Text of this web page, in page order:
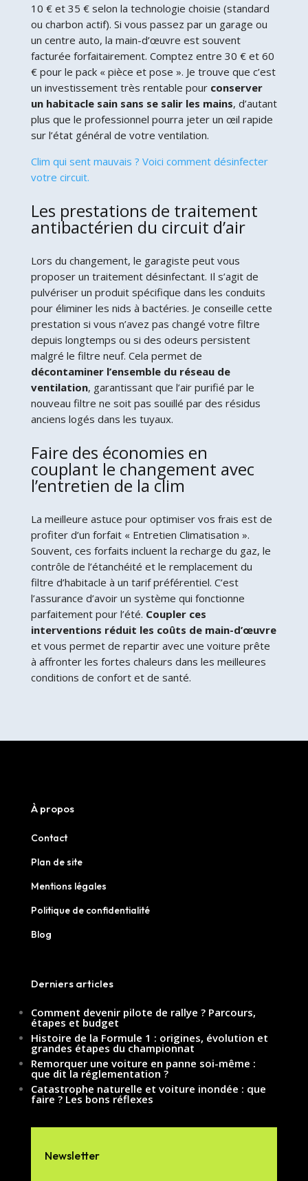
10 € et 35 € selon la technologie choisie (standard
ou charbon actif). Si vous passez par un garage ou
un centre auto, la main-d’œuvre est souvent
facturée forfaitairement. Comptez entre 30 € et 60
€ pour le pack « pièce et pose ». Je trouve que c’est
un investissement très rentable pour conserver
un habitacle sain sans se salir les mains, d’autant
plus que le professionnel pourra jeter un œil rapide
sur l’état général de votre ventilation.
Clim qui sent mauvais ? Voici comment désinfecter
votre circuit.
Les prestations de traitement
antibactérien du circuit d’air
Lors du changement, le garagiste peut vous
proposer un traitement désinfectant. Il s’agit de
pulvériser un produit spécifique dans les conduits
pour éliminer les nids à bactéries. Je conseille cette
prestation si vous n’avez pas changé votre filtre
depuis longtemps ou si des odeurs persistent
malgré le filtre neuf. Cela permet de
décontaminer l’ensemble du réseau de
ventilation, garantissant que l’air purifié par le
nouveau filtre ne soit pas souillé par des résidus
anciens logés dans les tuyaux.
Faire des économies en
couplant le changement avec
l’entretien de la clim
La meilleure astuce pour optimiser vos frais est de
profiter d’un forfait « Entretien Climatisation ».
Souvent, ces forfaits incluent la recharge du gaz, le
contrôle de l’étanchéité et le remplacement du
filtre d’habitacle à un tarif préférentiel. C’est
l’assurance d’avoir un système qui fonctionne
parfaitement pour l’été. Coupler ces
interventions réduit les coûts de main-d’œuvre
et vous permet de repartir avec une voiture prête
à affronter les fortes chaleurs dans les meilleures
conditions de confort et de santé.
À propos
Contact
Plan de site
Mentions légales
Politique de confidentialité
Blog
Derniers articles
Comment devenir pilote de rallye ? Parcours,
étapes et budget
Histoire de la Formule 1 : origines, évolution et
grandes étapes du championnat
Remorquer une voiture en panne soi-même :
que dit la réglementation ?
Catastrophe naturelle et voiture inondée : que
faire ? Les bons réflexes
Newsletter